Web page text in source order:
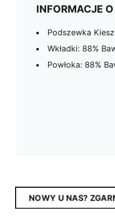
INFORMACJE
Podszewka
Wkładki: 88%
Powłoka: 88%
NOWY U NAS?